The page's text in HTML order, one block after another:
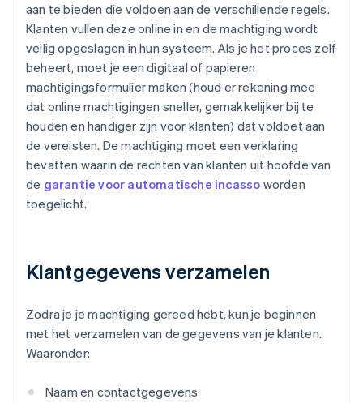
aan te bieden die voldoen aan de verschillende regels.
Klanten vullen deze online in en de machtiging wordt
veilig opgeslagen in hun systeem. Als je het proces zelf
beheert, moet je een digitaal of papieren
machtigingsformulier maken (houd er rekening mee
dat online machtigingen sneller, gemakkelijker bij te
houden en handiger zijn voor klanten) dat voldoet aan
de vereisten. De machtiging moet een verklaring
bevatten waarin de rechten van klanten uit hoofde van
de garantie voor automatische incasso worden
toegelicht.
Klantgegevens verzamelen
Zodra je je machtiging gereed hebt, kun je beginnen
met het verzamelen van de gegevens van je klanten.
Waaronder:
Naam en contactgegevens